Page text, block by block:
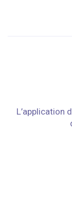
L’application